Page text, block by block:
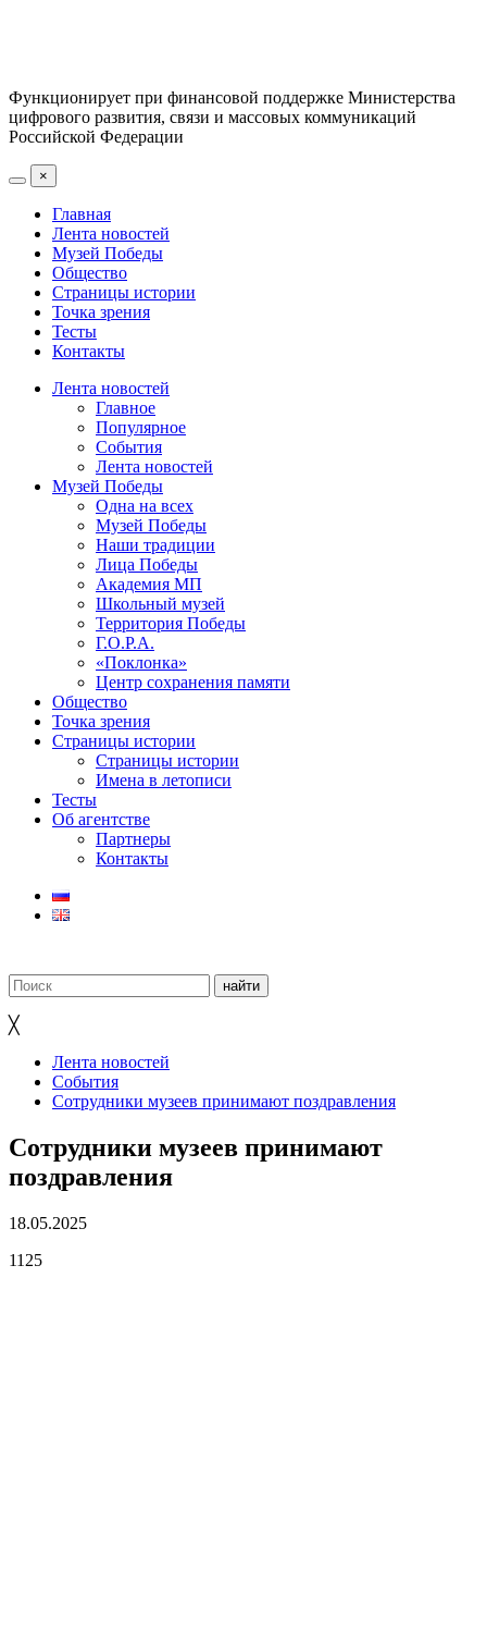
Функционирует при финансовой поддержке Министерства
цифрового развития, связи и массовых коммуникаций
Российской Федерации
×
Главная
Лента новостей
Музей Победы
Общество
Страницы истории
Точка зрения
Тесты
Контакты
Лента новостей
Главное
Популярное
События
Лента новостей
Музей Победы
Одна на всех
Музей Победы
Наши традиции
Лица Победы
Академия МП
Школьный музей
Территория Победы
Г.О.Р.А.
«Поклонка»
Центр сохранения памяти
Общество
Точка зрения
Страницы истории
Страницы истории
Имена в летописи
Тесты
Об агентстве
Партнеры
Контакты
╳
Лента новостей
События
Сотрудники музеев принимают поздравления
Сотрудники музеев принимают
поздравления
18.05.2025
1125